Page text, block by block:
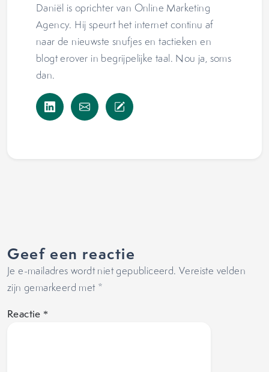
Daniël is oprichter van Online Marketing
Agency. Hij speurt het internet continu af
naar de nieuwste snufjes en tactieken en
blogt erover in begrijpelijke taal. Nou ja, soms
dan.
Geef een reactie
Je e-mailadres wordt niet gepubliceerd. Vereiste velden
zijn gemarkeerd met *
Reactie *